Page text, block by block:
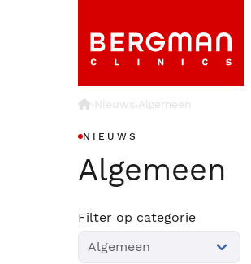
›Nieuws›Algemeen
NIEUWS
Algemeen
Filter op categorie